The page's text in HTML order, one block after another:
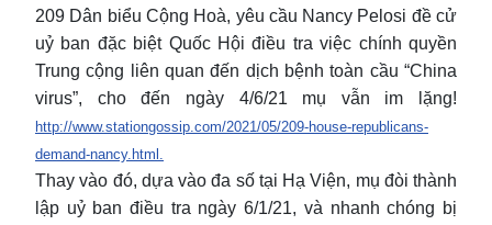
209 Dân biểu Cộng Hoà, yêu cầu Nancy Pelosi đề cử
uỷ ban đặc biệt Quốc Hội điều tra việc chính quyền
Trung cộng liên quan đến dịch bệnh toàn cầu “China
virus”, cho đến ngày 4/6/21 mụ vẫn im lặng!
http://www.stationgossip.com/2021/05/209-house-republicans-
demand-nancy.html.
Thay vào đó, dựa vào đa số tại Hạ Viện, mụ đòi thành
lập uỷ ban điều tra ngày 6/1/21, và nhanh chóng bị